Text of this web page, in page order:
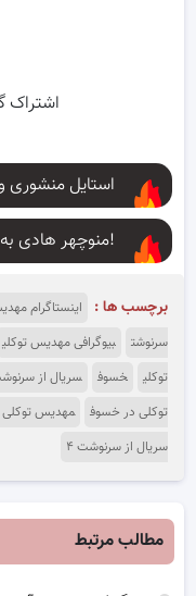
اشتراک
استایل منشوری و
منوچهر هادی به شایعه طلاقش از یکتا ناصر پاسخ داد!
برچسب ها : اینستاگرام
سرنوشت
بیوگرافی مهدیس توکلی
توکلی
خسوف سریال از
توکلی در خسوف
مهدیس
سریال از سرنوشت ۴
مطالب مرتبط